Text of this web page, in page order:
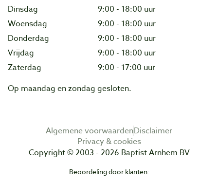
Dinsdag
9:00 - 18:00 uur
Woensdag
9:00 - 18:00 uur
Donderdag
9:00 - 18:00 uur
Vrijdag
9:00 - 18:00 uur
Zaterdag
9:00 - 17:00 uur
Op maandag en zondag gesloten.
Algemene voorwaardenDisclaimer
Privacy & cookies
Copyright © 2003 - 2026 Baptist Arnhem BV
Beoordeling door klanten: